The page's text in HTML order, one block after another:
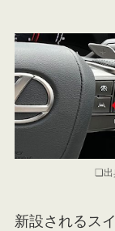
❏出
新設されるス